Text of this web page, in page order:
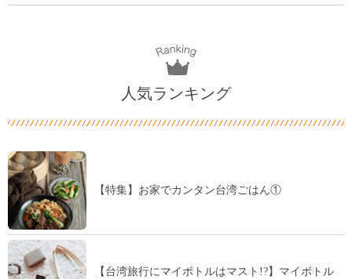
人気ランキング
【特集】お家でカンタン台湾ごはん①
【台湾旅行にマイボトルはマスト!?】マイボトル